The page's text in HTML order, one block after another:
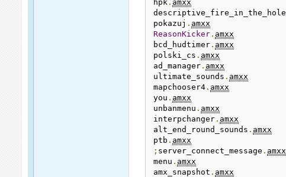
hpk . amxx
descriptive_fire_in_the_hole
pokazuj . amxx
ReasonKicker . amxx
bcd_hudtimer . amxx
polski_cs . amxx
ad_manager . amxx
ultimate_sounds . amxx
mapchooser4 . amxx
you . amxx
unbanmenu . amxx
interpchanger . amxx
alt_end_round_sounds . amxx
ptb . amxx
; server_connect_message . amxx
menu . amxx
amx_snapshot . amxx